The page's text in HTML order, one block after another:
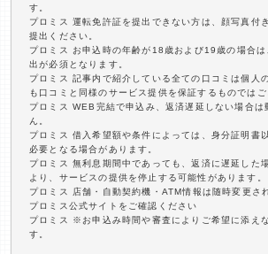
す。
プロミス 運転免許証を提出できない方は、顔写真付
提出ください。
プロミス お申込時の年齢が18歳および19歳の場合は
出が必須となります。
プロミス 記事内で紹介している全ての口コミは個人
も口コミと同様のサービス提供を保証するものではご
プロミス WEB完結で申込み、返済遅延しない場合は
ん。
プロミス 借入希望額や条件によっては、身分証明書
必要となる場合があります。
プロミス 無利息期間中であっても、返済に遅延した
より、サービスの提供を停止する可能性があります。
プロミス 店舗・自動契約機・ATM情報は随時変更さ
プロミス公式サイトをご確認ください
プロミス ※お申込み時間や審査によりご希望に添え
す。